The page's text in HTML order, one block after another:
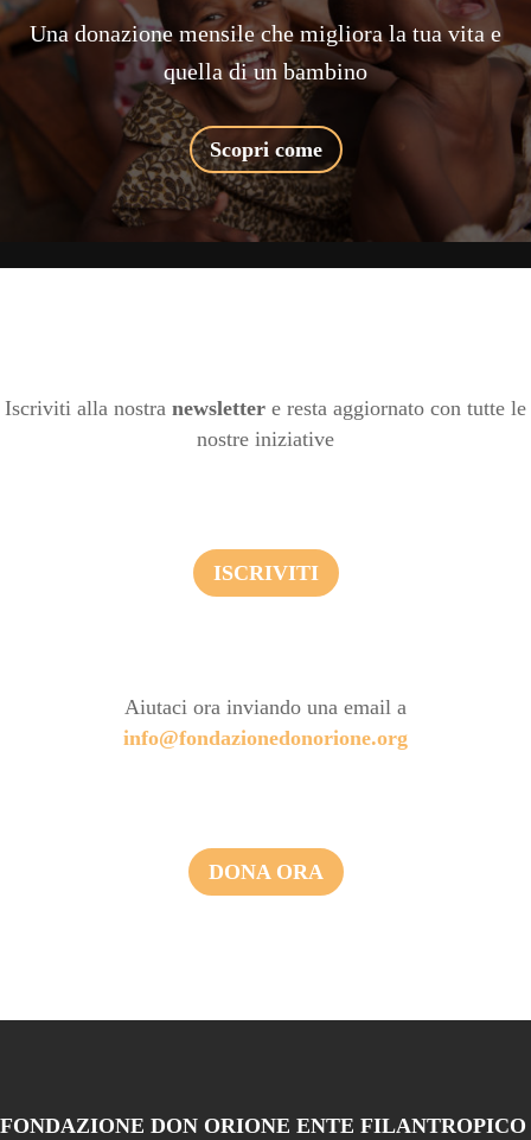
Una donazione mensile che migliora la tua vita e
quella di un bambino
Scopri come
Iscriviti alla nostra newsletter e resta aggiornato con tutte le
nostre iniziative
ISCRIVITI
Aiutaci ora inviando una email a
info@fondazionedonorione.org
DONA ORA
FONDAZIONE DON ORIONE ENTE FILANTROPICO